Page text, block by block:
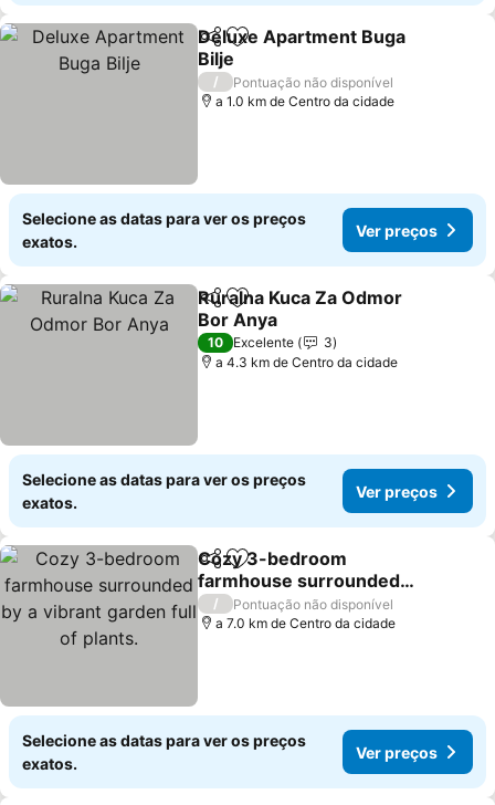
PartilharAdicionar aos favoritos
Deluxe Apartment Buga
Bilje
/
Pontuação não disponível
a 1.0 km de Centro da cidade
Selecione as datas para ver os preços
exatos.
Ver preços
PartilharAdicionar aos favoritos
Ruralna Kuca Za Odmor
Bor Anya
10 Excelente
3
a 4.3 km de Centro da cidade
Selecione as datas para ver os preços
exatos.
Ver preços
PartilharAdicionar aos favoritos
Cozy 3-bedroom
farmhouse surrounded
by a vibrant garden full of
plants.
/
Pontuação não disponível
a 7.0 km de Centro da cidade
Selecione as datas para ver os preços
exatos.
Ver preços